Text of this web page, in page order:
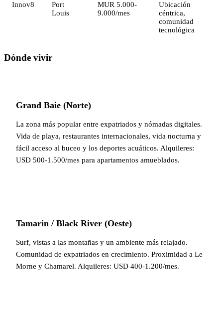
Innov8
Port
Louis
MUR 5.000-
9.000/mes
Ubicación
céntrica,
comunidad
tecnológica
Dónde vivir
Grand Baie (Norte)
La zona más popular entre expatriados y nómadas digitales.
Vida de playa, restaurantes internacionales, vida nocturna y
fácil acceso al buceo y los deportes acuáticos. Alquileres:
USD 500-1.500/mes para apartamentos amueblados.
Tamarin / Black River (Oeste)
Surf, vistas a las montañas y un ambiente más relajado.
Comunidad de expatriados en crecimiento. Proximidad a Le
Morne y Chamarel. Alquileres: USD 400-1.200/mes.